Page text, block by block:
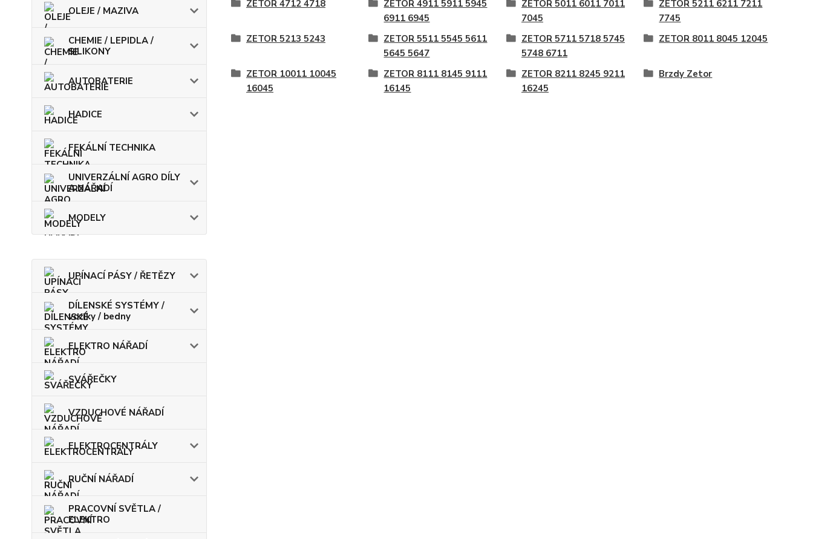
OLEJE / MAZIVA
CHEMIE / LEPIDLA /
SILIKONY
AUTOBATERIE
HADICE
FEKÁLNÍ TECHNIKA
UNIVERZÁLNÍ AGRO DÍLY
A NÁŘADÍ
MODELY
UPÍNACÍ PÁSY / ŘETĚZY
DÍLENSKÉ SYSTÉMY /
vozíky / bedny
ELEKTRO NÁŘADÍ
SVÁŘEČKY
VZDUCHOVÉ NÁŘADÍ
ELEKTROCENTRÁLY
RUČNÍ NÁŘADÍ
PRACOVNÍ SVĚTLA /
ELEKTRO
ZETOR 4712 4718
ZETOR 4911 5911 5945
6911 6945
ZETOR 5011 6011 7011
7045
ZETOR 5211 6211 7211
7745
ZETOR 5213 5243
ZETOR 5511 5545 5611
5645 5647
ZETOR 5711 5718 5745
5748 6711
ZETOR 8011 8045 12045
ZETOR 10011 10045
16045
ZETOR 8111 8145 9111
16145
ZETOR 8211 8245 9211
16245
Brzdy Zetor